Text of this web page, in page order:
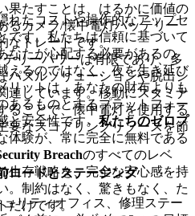
果たすことは、はるかに価値の
るカメラ/懐中電灯バッテリー
なトレードです。
リーパワーは有限であり、多
パズルソリューションや脱出シ
連しています。移動にスタミナ
ることで、懐中電灯を使用する
要なスコアリングリソースを節
ロードとステージング
リティオフィス、修理ステー
れたコストや操作的なアップセ
です。私たちは信頼に基づいて
なたが心配する必要があるの
えるのではなく、夜を生き延び
リットは、あなたの財布よりも
あるものとするプラットフォー
と安全性です。 私たちのゼロプ
体験が、常に完全に無料である
Breachのすべてのレベ
生存戦略を、完全な安心感を持
。制約はなく、驚きもなく、た
だけです。